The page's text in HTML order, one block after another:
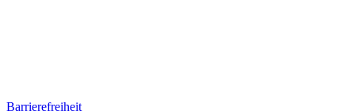
Barrierefreiheit